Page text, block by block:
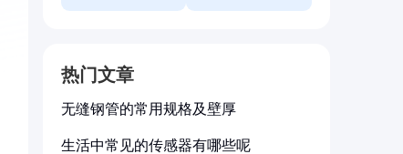
热门文章
无缝钢管的常用规格及壁厚
生活中常见的传感器有哪些呢